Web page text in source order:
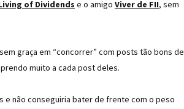
of Dividends e o amigo Viver de FII, sem
graça em “concorrer” com posts tão bons de
muito a cada post deles.
e não conseguiria bater de frente com o peso